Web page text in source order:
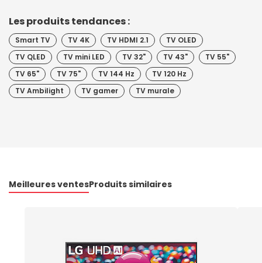
Les produits tendances :
Smart TV TV 4K TV HDMI 2.1
TV OLED
TV QLED
TV mini LED TV 32" TV 43"
TV 55"
TV 65"
TV 75" TV 144 Hz
TV 120 Hz
TV Ambilight
TV gamer TV murale
Meilleures ventesProduits similaires